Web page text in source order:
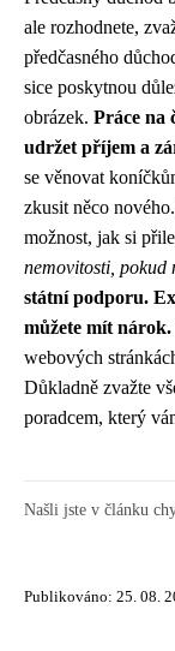
ale rozhodnete,
předčasného
sice poskytnou
obrázek. Práce na
udržet příjem a
se věnovat
zkusit něco
možnost, jak si
nemovitosti, pokud
státní podporu.
můžete mít nárok.
webových
Důkladně zvažte
poradcem, který
Našli jste v článku
Publikováno: 25. 08.